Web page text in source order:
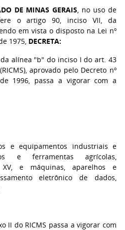
DE MINAS GERAIS, no uso de
o artigo 90, inciso VII, da
em vista o disposto na Lei nº
1975, DECRETA:
alínea "b" do inciso I do art. 43
aprovado pelo Decreto nº
1996, passa a vigorar com a
e equipamentos industriais e
e ferramentas agrícolas,
e máquinas, aparelhos e
eletrônico de dados,
II do RICMS passa a vigorar com